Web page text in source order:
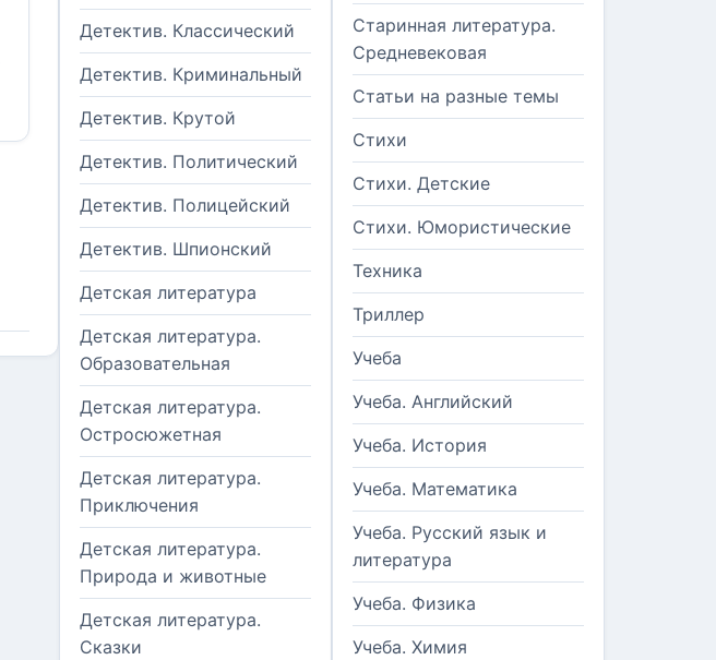
Детектив. Классический
Детектив. Криминальный
Детектив. Крутой
Детектив. Политический
Детектив. Полицейский
Детектив. Шпионский
Детская литература
Детская литература.
Образовательная
Детская литература.
Остросюжетная
Детская литература.
Приключения
Детская литература.
Природа и животные
Детская литература.
Сказки
Старинная литература.
Средневековая
Статьи на разные темы
Стихи
Стихи. Детские
Стихи. Юмористические
Техника
Триллер
Учеба
Учеба. Английский
Учеба. История
Учеба. Математика
Учеба. Русский язык и
литература
Учеба. Физика
Учеба. Химия